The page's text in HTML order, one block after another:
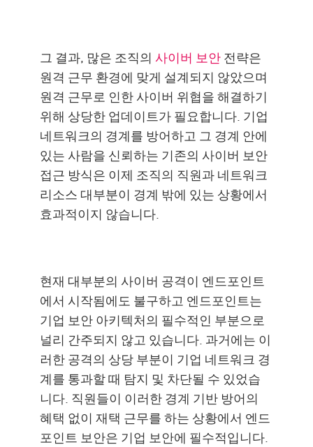
그 결과, 많은 조직의사이버 보안전략은
원격 근무 환경에 맞게 설계되지 않았으며
원격 근무로 인한 사이버 위협을 해결하기
위해 상당한 업데이트가 필요합니다. 기업
네트워크의 경계를 방어하고 그 경계 안에
있는 사람을 신뢰하는 기존의 사이버 보안
접근 방식은 이제 조직의 직원과 네트워크
리소스 대부분이 경계 밖에 있는 상황에서
효과적이지 않습니다.
현재 대부분의 사이버 공격이 엔드포인트
에서 시작됨에도 불구하고 엔드포인트는
기업 보안 아키텍처의 필수적인 부분으로
널리 간주되지 않고 있습니다. 과거에는 이
러한 공격의 상당 부분이 기업 네트워크 경
계를 통과할 때 탐지 및 차단될 수 있었습
니다. 직원들이 이러한 경계 기반 방어의
혜택 없이 재택 근무를 하는 상황에서 엔드
포인트 보안은 기업 보안에 필수적입니다.